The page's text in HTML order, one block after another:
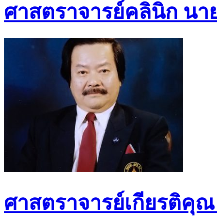
ศาสตราจารย์คลินิก น
ศาสตราจารย์เกียรติคุ